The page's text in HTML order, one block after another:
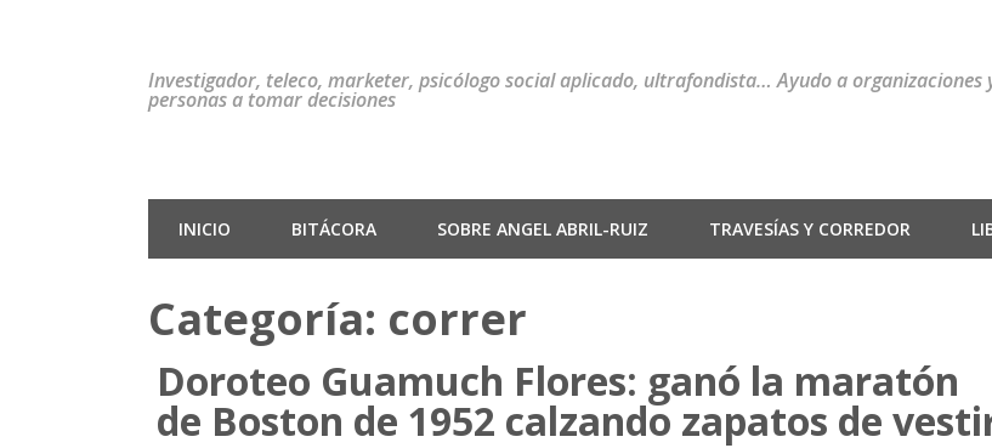
Investigador, teleco, marketer, psicólogo social aplicado, ultrafondista… Ayudo a organizaciones
personas a tomar decisiones
INICIO BITÁCORA SOBRE ANGEL ABRIL-RUIZ TRAVESÍAS Y CORREDOR
Categoría: correr
Doroteo Guamuch Flores: ganó la maratón
de Boston de 1952 calzando zapatos de